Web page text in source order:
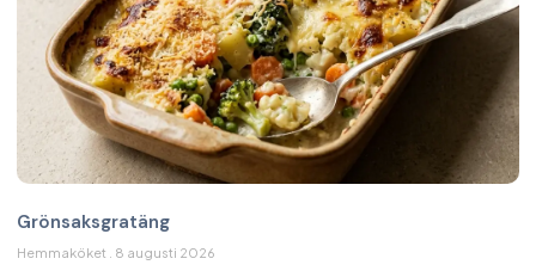
Grönsaksgratäng
Hemmaköket 8 augusti 2026